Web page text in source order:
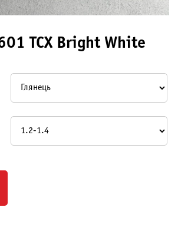
TCX Bright White